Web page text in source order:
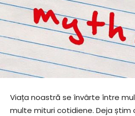
Viața noastră se învârte între
multe mituri cotidiene. Deja știm